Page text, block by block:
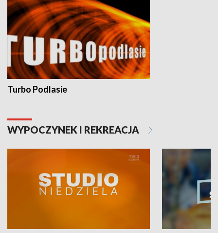
Turbo Podlasie
WYPOCZYNEK I REKREACJA